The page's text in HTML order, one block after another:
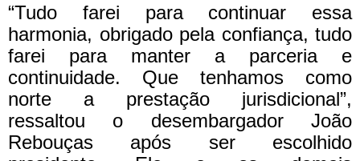
“Tudo farei para continuar essa
harmonia, obrigado pela confiança, tudo
farei para manter a parceria e
continuidade. Que tenhamos como
norte a prestação jurisdicional”,
ressaltou o desembargador João
Rebouças após ser escolhido